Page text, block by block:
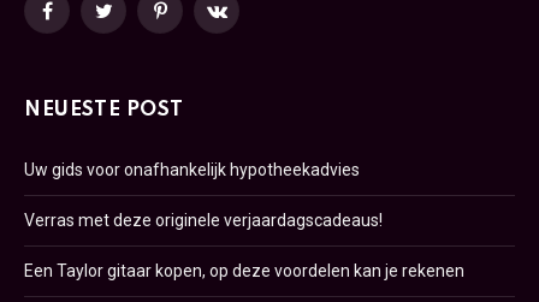
FacebookTwitterPinterestVKontakte
NEUESTE POST
Uw gids voor onafhankelijk hypotheekadvies
Verras met deze originele verjaardagscadeaus!
Een Taylor gitaar kopen, op deze voordelen kan je rekenen